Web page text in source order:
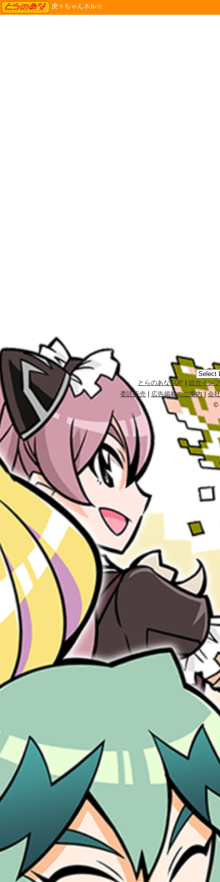
TORANOANA
虎々ちゃんネル☆
とらのあなTOP
総合イン
委託販売
広告掲載のご案内|会
©